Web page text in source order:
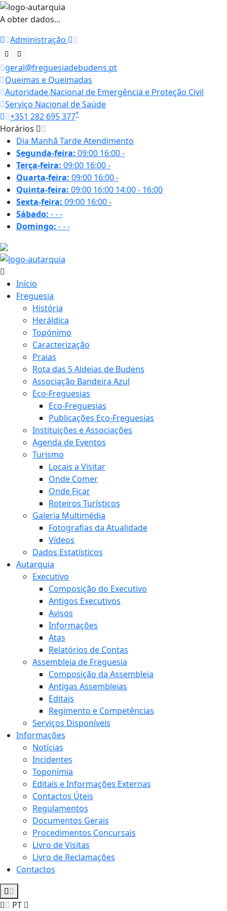
A obter dados...
Administração
geral@freguesiadebudens.pt
Queimas e Queimadas
Autoridade Nacional de Emergência e Proteção Civil
Serviço Nacional de Saúde
+351 282 695 377*
Horários
Dia Manhã TardeAtendimento
Segunda-feira: 09:00 16:00-
Terça-feira: 09:00 16:00-
Quarta-feira: 09:00 16:00-
Quinta-feira: 09:00 16:00 14:00 - 16:00
Sexta-feira: 09:00 16:00-
Sábado: ---
Domingo: ---
Início
Freguesia
História
Heráldica
Topónimo
Caracterização
Praias
Rota das 5 Aldeias de Budens
Associação Bandeira Azul
Eco-Freguesias
Eco-Freguesias
Publicações Eco-Freguesias
Instituições e Associações
Agenda de Eventos
Turismo
Locais a Visitar
Onde Comer
Onde Ficar
Roteiros Turísticos
Galeria Multimédia
Fotografias da Atualidade
Vídeos
Dados Estatísticos
Autarquia
Executivo
Composição do Executivo
Antigos Executivos
Avisos
Informações
Atas
Relatórios de Contas
Assembleia de Freguesia
Composição da Assembleia
Antigas Assembleias
Editais
Regimento e Competências
Serviços Disponíveis
Informações
Notícias
Incidentes
Toponímia
Editais e Informações Externas
Contactos Úteis
Regulamentos
Documentos Gerais
Procedimentos Concursais
Livro de Visitas
Livro de Reclamações
Contactos
PT